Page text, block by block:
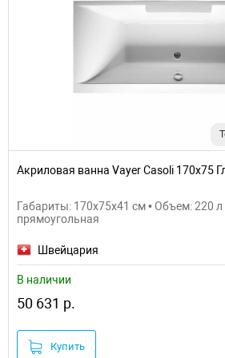
Акриловая ванна Vayer Casoli 170x75
Габариты: 170x75x41 см • Объем: 220 л
прямоугольная
Швейцария
В наличии
50 631 р.
Купить